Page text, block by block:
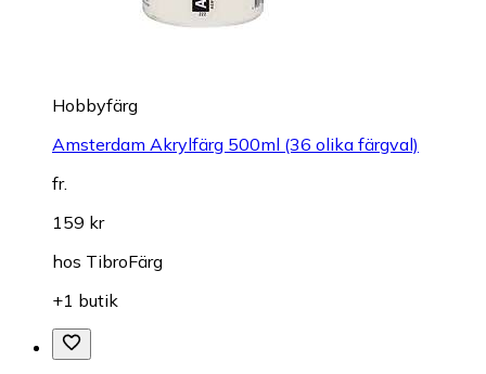
Hobbyfärg
Amsterdam Akrylfärg 500ml (36 olika färgval)
fr.
159 kr
hos TibroFärg
+1 butik